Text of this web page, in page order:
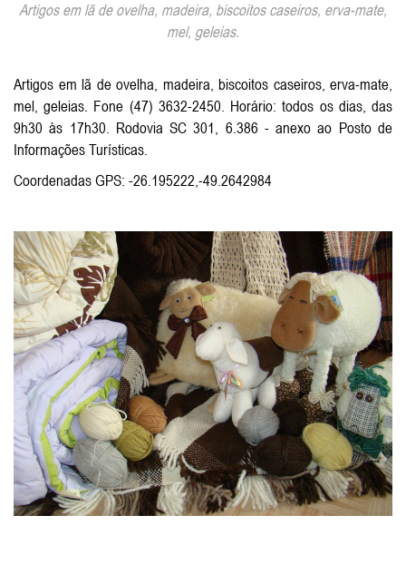
Artigos em lã de ovelha, madeira, biscoitos caseiros, erva-mate,
mel, geleias.
Artigos em lã de ovelha, madeira, biscoitos caseiros, erva-mate,
mel, geleias. Fone (47) 3632-2450. Horário: todos os dias, das
9h30 às 17h30. Rodovia SC 301, 6.386 - anexo ao Posto de
Informações Turísticas.
Coordenadas GPS: -26.195222,-49.2642984